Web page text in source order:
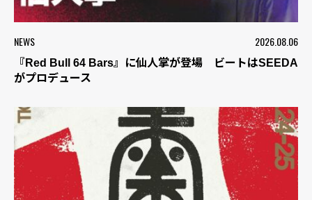
NEWS 2026.08.06
『Red Bull 64 Bars』に仙人掌が登場 ビートはSEEDA
がプロデュース